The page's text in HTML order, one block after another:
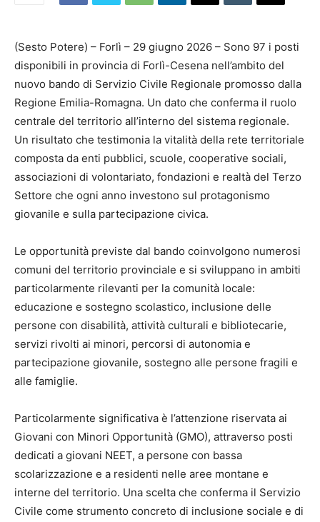
(Sesto Potere) – Forlì – 29 giugno 2026 – Sono 97 i posti
disponibili in provincia di Forlì-Cesena nell’ambito del
nuovo bando di Servizio Civile Regionale promosso dalla
Regione Emilia-Romagna. Un dato che conferma il ruolo
centrale del territorio all’interno del sistema regionale.
Un risultato che testimonia la vitalità della rete territoriale
composta da enti pubblici, scuole, cooperative sociali,
associazioni di volontariato, fondazioni e realtà del Terzo
Settore che ogni anno investono sul protagonismo
giovanile e sulla partecipazione civica.
Le opportunità previste dal bando coinvolgono numerosi
comuni del territorio provinciale e si sviluppano in ambiti
particolarmente rilevanti per la comunità locale:
educazione e sostegno scolastico, inclusione delle
persone con disabilità, attività culturali e bibliotecarie,
servizi rivolti ai minori, percorsi di autonomia e
partecipazione giovanile, sostegno alle persone fragili e
alle famiglie.
Particolarmente significativa è l’attenzione riservata ai
Giovani con Minori Opportunità (GMO), attraverso posti
dedicati a giovani NEET, a persone con bassa
scolarizzazione e a residenti nelle aree montane e
interne del territorio. Una scelta che conferma il Servizio
Civile come strumento concreto di inclusione sociale e di